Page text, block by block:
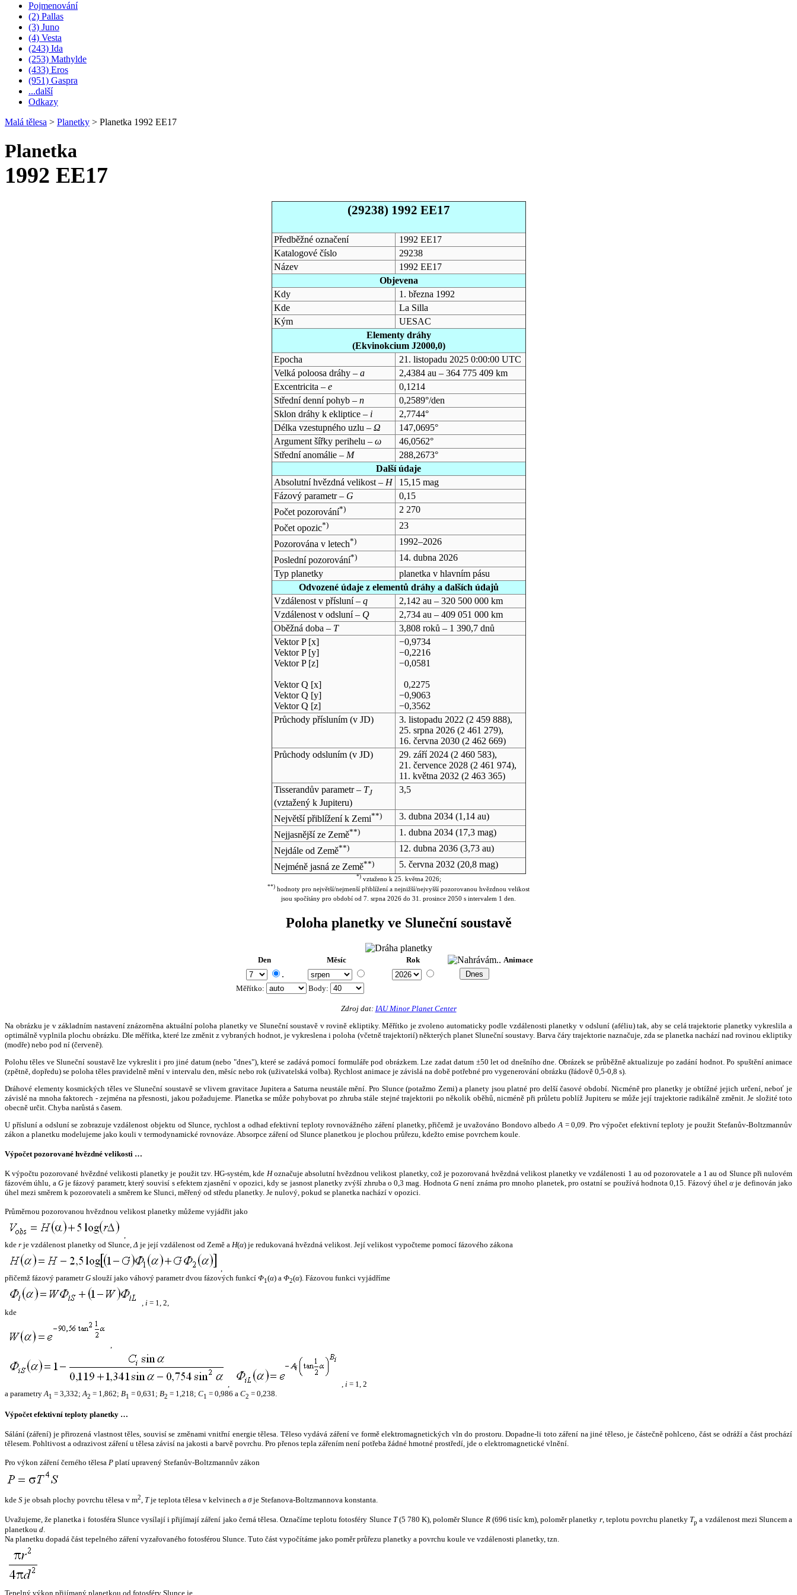
Pojmenování
(2) Pallas
(3) Juno
(4) Vesta
(243) Ida
(253) Mathylde
(433) Eros
(951) Gaspra
...další
Odkazy
Malá tělesa > Planetky > Planetka 1992 EE17
Planetka
1992 EE17
(29238) 1992 EE17
Předběžné označení
1992 EE17
Katalogové číslo
29238
Název
1992 EE17
Objevena
Kdy
1. března 1992
Kde
La Silla
Kým
UESAC
Elementy dráhy
(Ekvinokcium J2000,0)
Epocha
21. listopadu 2025 0:00:00 UTC
Velká poloosa dráhy – a
2,4384 au – 364 775 409 km
Excentricita – e
0,1214
Střední denní pohyb – n
0,2589°/den
Sklon dráhy k ekliptice – i
2,7744°
Délka vzestupného uzlu – Ω
147,0695°
Argument šířky perihelu – ω
46,0562°
Střední anomálie – M
288,2673°
Další údaje
Absolutní hvězdná velikost – H
15,15 mag
Fázový parametr – G
0,15
Počet pozorování*)
2 270
Počet opozic*)
23
Pozorována v letech*)
1992–2026
Poslední pozorování*)
14. dubna 2026
Typ planetky
planetka v hlavním pásu
Odvozené údaje z elementů dráhy a dalších údajů
Vzdálenost v přísluní – q
2,142 au – 320 500 000 km
Vzdálenost v odsluní – Q
2,734 au – 409 051 000 km
Oběžná doba – T
3,808 roků – 1 390,7 dnů
Vektor P [x]
Vektor P [y]
Vektor P [z]
Vektor Q [x]
Vektor Q [y]
Vektor Q [z]
−0,9734
−0,2216
−0,0581
0,2275
−0,9063
−0,3562
Průchody přísluním (v JD) 3. listopadu 2022 (2 459 888),
25. srpna 2026(2 461 279),
16. června 2030(2 462 669)
Průchody odsluním (v JD) 29. září 2024(2 460 583),
21. července 2028(2 461 974),
11. května 2032 (2 463 365)
Tisserandův parametr – TJ
(vztažený k Jupiteru)
3,5
Největší přiblížení k Zemi**) 3. dubna 2034(1,14 au)
Nejjasnější ze Země**) 1. dubna 2034(17,3 mag)
Nejdále od Země**) 12. dubna 2036(3,73 au)
Nejméně jasná ze Země**) 5. června 2032 (20,8 mag)
*)vztaženo k 25. května 2026;
**) hodnoty pro největší/nejmenší přiblížení a nejnižší/nejvyšší pozorovanou hvězdnou velikost
jsou spočítány pro období od 7. srpna 2026 do 31. prosince 2050 s intervalem 1 den.
Poloha planetky ve Sluneční soustavě
Den Měsíc Rok Animace
.
Měřítko: Body:
Zdroj dat: IAU Minor Planet Center
Na obrázku je v základním nastavení znázorněna aktuální poloha planetky ve Sluneční soustavě v rovině ekliptiky. Měřítko je zvoleno automaticky podle vzdálenosti planetky v odsluní (aféliu) tak, aby se celá trajektorie planetky vykreslila a
optimálně vyplnila plochu obrázku. Dle měřítka, které lze změnit z vybraných hodnot, je vykreslena i poloha (včetně trajektorií) některých planet Sluneční soustavy. Barva čáry trajektorie naznačuje, zda se planetka nachází nad rovinou ekliptiky
(modře) nebo pod ní (červeně).
Polohu těles ve Sluneční soustavě lze vykreslit i pro jiné datum (nebo "dnes"), které se zadává pomocí formuláře pod obrázkem. Lze zadat datum ±50 let od dnešního dne. Obrázek se průběžně aktualizuje po zadání hodnot. Po spuštění animace
(zpětně, dopředu) se poloha těles pravidelně mění v intervalu den, měsíc nebo rok (uživatelská volba). Rychlost animace je závislá na době potřebné pro vygenerování obrázku (řádově 0,5-0,8 s).
Dráhové elementy kosmických těles ve Sluneční soustavě se vlivem gravitace Jupitera a Saturna neustále mění. Pro Slunce (potažmo Zemi) a planety jsou platné pro delší časové období. Nicméně pro planetky je obtížné jejich určení, neboť je
závislé na mnoha faktorech - zejména na přesnosti, jakou požadujeme. Planetka se může pohybovat po zhruba stále stejné trajektorii po několik oběhů, nicméně při průletu poblíž Jupiteru se může její trajektorie radikálně změnit. Je složité toto
obecně určit. Chyba narůstá s časem.
U přísluní a odsluní se zobrazuje vzdálenost objektu od Slunce, rychlost a odhad efektivní teploty rovnovážného záření planetky, přičemž je uvažováno Bondovo albedo A = 0,09. Pro výpočet efektivní teploty je použit Stefanův-Boltzmannův
zákon a planetku modelujeme jako kouli v termodynamické rovnováze. Absorpce záření od Slunce planetkou je plochou průřezu, kdežto emise povrchem koule.
Výpočet pozorované hvězdné velikosti …
K výpočtu pozorované hvězdné velikosti planetky je použit tzv. HG-systém, kde Hoznačuje absolutní hvězdnou velikost planetky, což je pozorovaná hvězdná velikost planetky ve vzdálenosti 1 au od pozorovatele a 1 au od Slunce při nulovém
fázovém úhlu, a Gje fázový parametr, který souvisí s efektem zjasnění v opozici, kdy se jasnost planetky zvýší zhruba o 0,3 mag. HodnotaG není známa pro mnoho planetek, pro ostatní se používá hodnota 0,15. Fázový úhelα je definován jako
úhel mezi směrem k pozorovateli a směrem ke Slunci, měřený od středu planetky. Je nulový, pokud se planetka nachází v opozici.
Průměrnou pozorovanou hvězdnou velikost planetky můžeme vyjádřit jako
,
kde r je vzdálenost planetky od Slunce,Δ je její vzdálenost od Země a H(α) je redukovaná hvězdná velikost. Její velikost vypočteme pomocí fázového zákona
,
přičemž fázový parametrG slouží jako váhový parametr dvou fázových funkcí Φ1(α) a Φ2(α). Fázovou funkci vyjádříme
, i = 1, 2,
kde
,
, , i = 1, 2
a parametryA1 = 3,332;A2 = 1,862; B1 = 0,631; B2 = 1,218; C1 = 0,986 a C2 = 0,238.
Výpočet efektivní teploty planetky …
Sálání (záření) je přirozená vlastnost těles, souvisí se změnami vnitřní energie tělesa. Těleso vydává záření ve formě elektromagnetických vln do prostoru. Dopadne-li toto záření na jiné těleso, je částečně pohlceno, část se odráží a část prochází
tělesem. Pohltivost a odrazivost záření u tělesa závisí na jakosti a barvě povrchu. Pro přenos tepla zářením není potřeba žádné hmotné prostředí, jde o elektromagnetické vlnění.
Pro výkon záření černého tělesa P platí upravený Stefanův-Boltzmannův zákon
kde S je obsah plochy povrchu tělesa v m2, Tje teplota tělesa v kelvinech a σje Stefanova-Boltzmannova konstanta.
Uvažujeme, že planetka i fotosféra Slunce vysílají i přijímají záření jako černá tělesa. Označíme teplotu fotosféry Slunce T(5 780 K), poloměr Slunce R(696 tisíc km), poloměr planetky r, teplotu povrchu planetky Tp a vzdálenost mezi Sluncem a
planetkou d.
Na planetku dopadá část tepelného záření vyzařovaného fotosférou Slunce. Tuto část vypočítáme jako poměr průřezu planetky a povrchu koule ve vzdálenosti planetky, tzn.
Tepelný výkon přijímaný planetkou od fotosféry Slunce je